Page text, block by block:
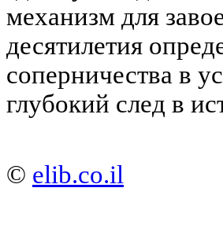
механизм для
десятилетия
соперничества в
глубокий след в
© elib.co.il